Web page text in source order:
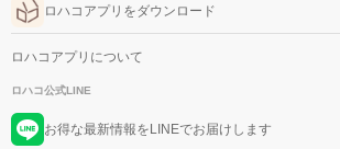
ロハコアプリをダウンロード
ロハコアプリについて
ロハコ公式LINE
お得な最新情報をLINEでお届けします